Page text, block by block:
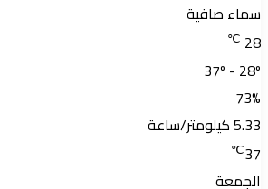
سماء صافية
28
℃
37º - 28º
73%
5.33 كيلومتر/ساعة
37
℃
الجمعة